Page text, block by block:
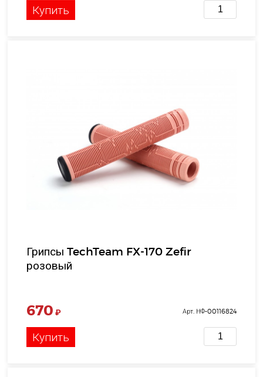
Купить
Грипсы TechTeam FX-170 Zefir
розовый
670 ₽ Арт. НФ-00116824
Купить